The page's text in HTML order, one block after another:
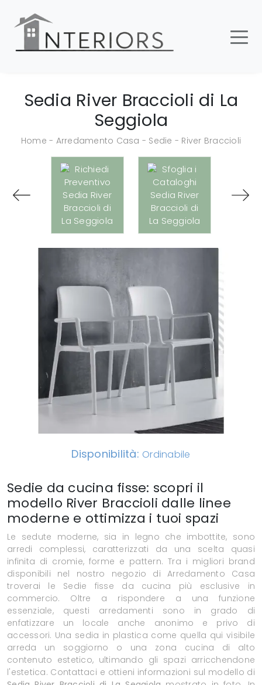
Sedia River Braccioli di La
Seggiola
Home - Arredamento Casa - Sedie - River Braccioli
Disponibilità: Ordinabile
Sedie da cucina fisse: scopri il
modello River Braccioli dalle linee
moderne e ottimizza i tuoi spazi
Le sedute moderne, sia in legno che imbottite, sono
arredi complessi, caratterizzati da una scelta quasi
infinita di cromie, forme e pattern. Tra i migliori brand
disponibili nel nostro negozio di Arredamento Casa
troverai le Sedie fisse da cucina più esclusive in
commercio. Oltre a rispondere a una funzione
essenziale, questi arredamenti sono in grado di
enfatizzare un locale anche anonimo e privo di
accessori. Una sedia in plastica come quella qui visibile
arreda un soggiorno o una zona cucina di alto
contenuto estetico, ultimando gli spazi arricchendone
l'estetica. Contattaci e ottieni informazioni sul modello di